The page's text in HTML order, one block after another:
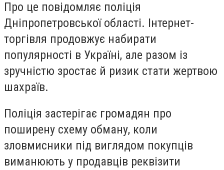
Про це повідомляє поліція
Дніпропетровської області. Інтернет-
торгівля продовжує набирати
популярності в Україні, але разом із
зручністю зростає й ризик стати жертвою
шахраїв.
Поліція застерігає громадян про
поширену схему обману, коли
зловмисники під виглядом покупців
виманюють у продавців реквізити